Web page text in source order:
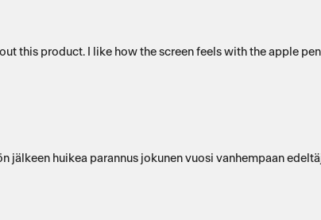
this product. I like how the screen feels with the apple
jälkeen huikea parannus jokunen vuosi vanhempaan